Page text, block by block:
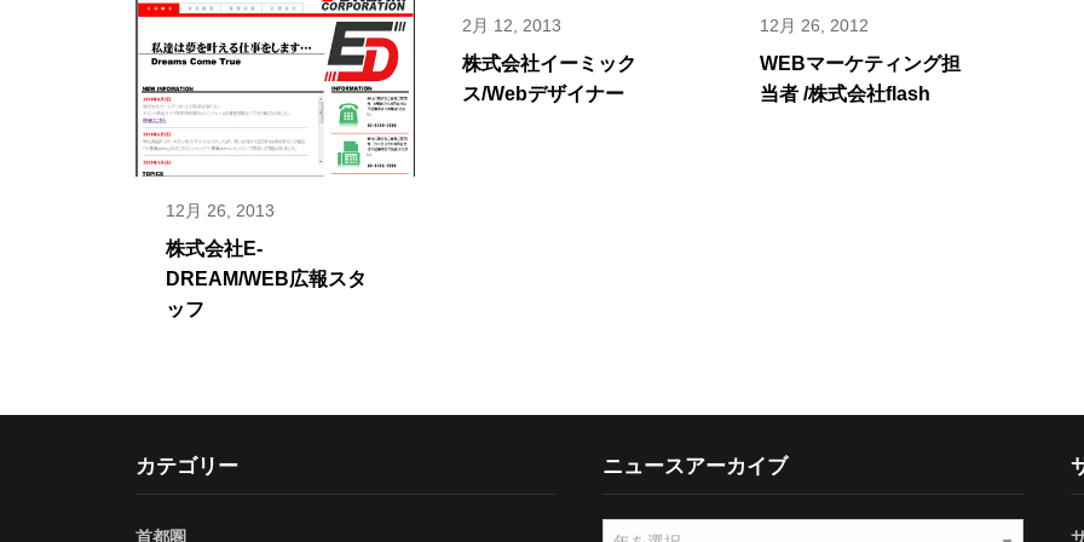
12月 26, 2013
株式会社E-
DREAM/WEB広報スタ
ッフ
2月 12, 2013
株式会社イーミック
ス/Webデザイナー
12月 26, 2012
WEBマーケティング担
当者 /株式会社flash
カテゴリー
首都圏
ニュースアーカイブ